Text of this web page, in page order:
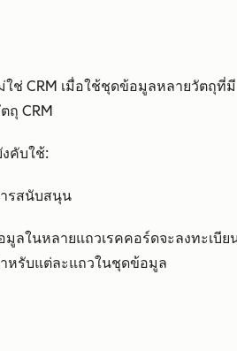
ช่ CRM เมื่อใช้ชุดข้อมูลหลายวัตถุที่มี
ถุ CRM
คับใช้:
รสนับสนุน
ลในหลายแถวเรคคอร์ดจะลงทะเบีย
ำหรับแต่ละแถวในชุดข้อมูล